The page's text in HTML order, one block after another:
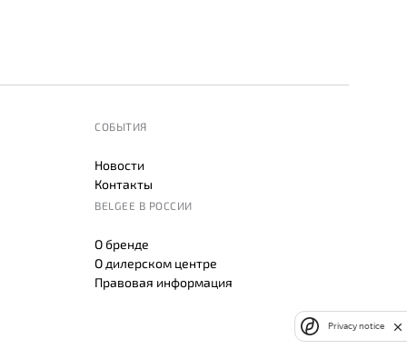
СОБЫТИЯ
Новости
Контакты
BELGEE В РОССИИ
О бренде
О дилерском центре
Правовая информация
Privacy notice